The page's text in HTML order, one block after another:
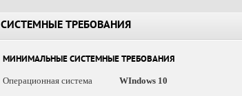
СИСТЕМНЫЕ ТРЕБОВАНИЯ
МИНИМАЛЬНЫЕ СИСТЕМНЫЕ ТРЕБОВАНИЯ
Операционная система
WIndows 10